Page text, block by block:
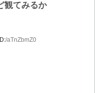
観てみるか
ID:/aTnZbmZ0